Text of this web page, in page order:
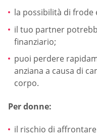
la possibilità di frode
il tuo partner
finanziario;
puoi perdere
anziana a causa di
corpo.
Per donne:
il rischio di